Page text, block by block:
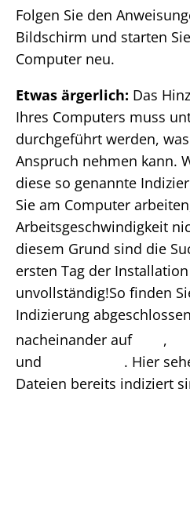
Folgen Sie den
Bildschirm und starten
Computer neu.
Etwas ärgerlich: Das
Ihres Computers muss
durchgeführt werden,
Anspruch nehmen kann.
diese so genannte
Sie am Computer
Arbeitsgeschwindigkeit
diesem Grund sind die
ersten Tag der
unvollständig!So finden
Indizierung
nacheinander auf
,
und
. Hier
Dateien bereits indiziert